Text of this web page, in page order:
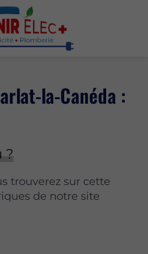
la-Canéda :
?
trouverez sur cette
de notre site